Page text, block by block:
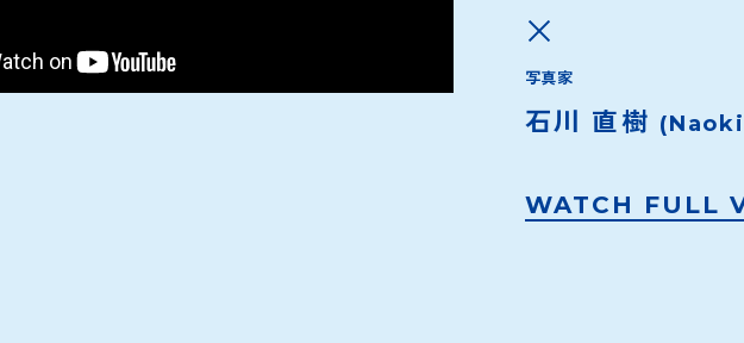
写真家
石川 直樹
WATCH FULL